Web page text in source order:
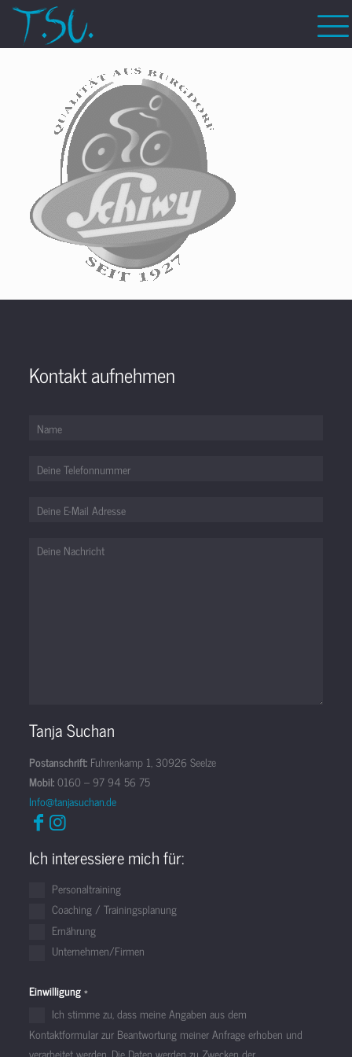
Kontakt aufnehmen
Tanja Suchan
Postanschrift: Fuhrenkamp 1, 30926 Seelze
Mobil:0160 – 97 94 56 75
Info@tanjasuchan.de
Ich interessiere mich für:
Personaltraining
Coaching / Trainingsplanung
Ernährung
Unternehmen/Firmen
Einwilligung*
Ich stimme zu, dass meine Angaben aus dem
Kontaktformular zur Beantwortung meiner Anfrage erhoben und